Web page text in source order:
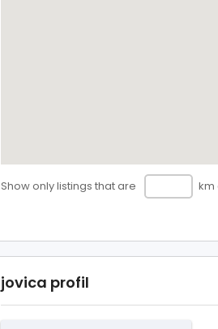
Show only listings that are km
jovica profil